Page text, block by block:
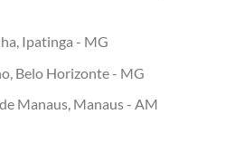
Ipatinga - MG
Belo Horizonte - MG
Manaus, Manaus - AM